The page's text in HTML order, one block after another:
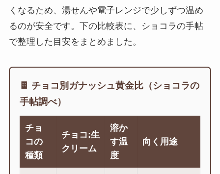
くなるため、湯せんや電子レンジで少しずつ温め
るのが安全です。下の比較表に、ショコラの手帖
で整理した目安をまとめました。
🍫 チョコ別ガナッシュ黄金比（ショコラの
手帖調べ）
チョ
コの
種類
チョコ:生
クリーム
溶か
す温
度
向く用途